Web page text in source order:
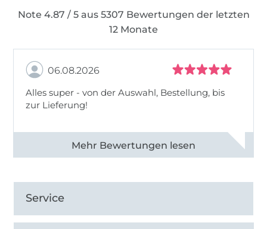
Note 4.87 / 5 aus 5307 Bewertungen der letzten
12 Monate
06.08.2026
Alles super - von der Auswahl, Bestellung, bis
zur Lieferung!
Alle 82968 Bewertungen ansehen
Service